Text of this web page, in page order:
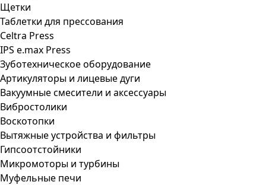
Щетки
Таблетки для прессования
Celtra Press
IPS e.max Press
Зуботехническое оборудование
Артикуляторы и лицевые дуги
Вакуумные смесители и аксессуары
Вибростолики
Воскотопки
Вытяжные устройства и фильтры
Гипсоотстойники
Микромоторы и турбины
Муфельные печи